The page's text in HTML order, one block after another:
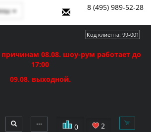
8 (495) 989-52-28
08.08. шоу-рум работает до
17:00
09.08. выходной.
⋯ 0 2
Код клиента: 99-001